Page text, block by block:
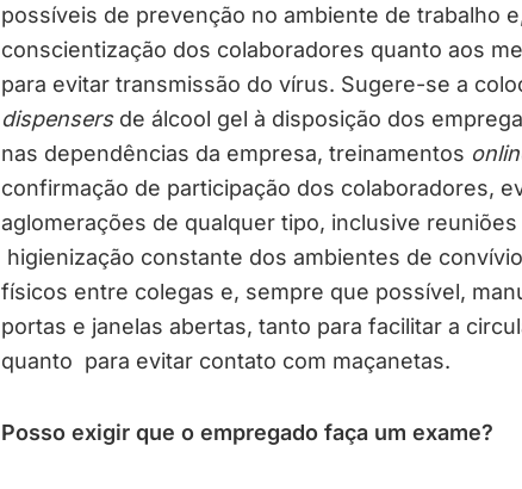
possíveis de prevenção no ambiente de trabalho
conscientização dos colaboradores quanto aos
para evitar transmissão do vírus. Sugere-se a
dispensers de álcool gel à disposição dos
nas dependências da empresa, treinamentos
confirmação de participação dos colaboradores,
aglomerações de qualquer tipo, inclusive
higienização constante dos ambientes de
físicos entre colegas e, sempre que possível,
portas e janelas abertas, tanto para facilitar a
quanto para evitar contato com maçanetas.
Posso exigir que o empregado faça um exame?